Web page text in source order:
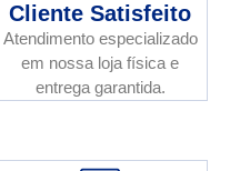
Cliente Satisfeito
Atendimento especializado
em nossa loja física e
entrega garantida.